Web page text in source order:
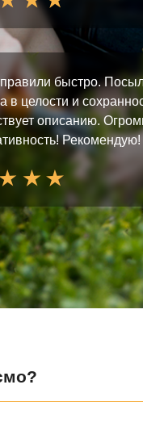
быстро.
в целости и
описанию.
Рекомендую!